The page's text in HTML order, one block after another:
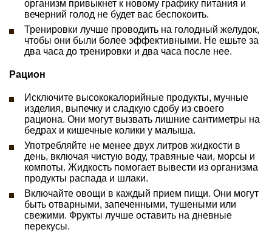
организм привыкнет к новому графику питания и
вечерний голод не будет вас беспокоить.
Тренировки лучше проводить на голодный желудок,
чтобы они были более эффективными. Не ешьте за
два часа до тренировки и два часа после нее.
Рацион
Исключите высококалорийные продукты, мучные
изделия, выпечку и сладкую сдобу из своего
рациона. Они могут вызвать лишние сантиметры на
бедрах и кишечные колики у малыша.
Употребляйте не менее двух литров жидкости в
день, включая чистую воду, травяные чаи, морсы и
компоты. Жидкость помогает вывести из организма
продукты распада и шлаки.
Включайте овощи в каждый прием пищи. Они могут
быть отварными, запеченными, тушеными или
свежими. Фрукты лучше оставить на дневные
перекусы.